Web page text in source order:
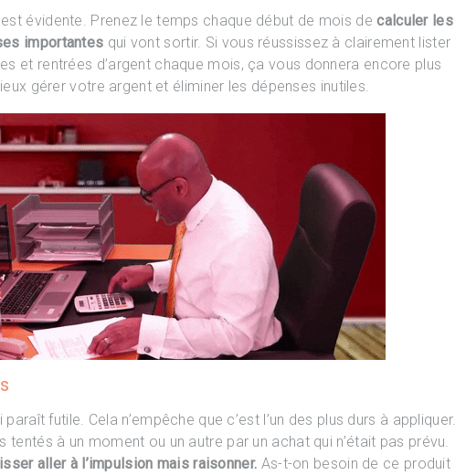
évidente. Prenez le temps chaque début de mois decalculer les
importantes qui vont sortir. Si vous réussissez à clairement lister
et rentrées d’argent chaque mois, ça vous donnera encore plus
gérer votre argent et éliminer les dépenses inutiles.
paraît futile. Cela n’empêche que c’est l’un des plus durs à appliquer.
tentés à un moment ou un autre par un achat qui n’était pas prévu.
aller à l’impulsion mais raisonner. As-t-on besoin de ce produit